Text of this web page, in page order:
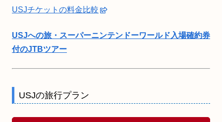
USJチケットの料金比較
USJへの旅・スーパーニンテンドーワールド入場確約券
付のJTBツアー
USJの旅行プラン